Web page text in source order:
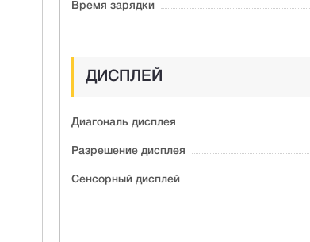
Время зарядки
ДИСПЛЕЙ
Диагональ дисплея
Разрешение дисплея
Сенсорный дисплей